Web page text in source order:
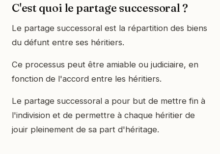
C'est quoi le partage successoral ?
Le partage successoral est la répartition des biens
du défunt entre ses héritiers.
Ce processus peut être amiable ou judiciaire, en
fonction de l'accord entre les héritiers.
Le partage successoral a pour but de mettre fin à
l'indivision et de permettre à chaque héritier de
jouir pleinement de sa part d'héritage.